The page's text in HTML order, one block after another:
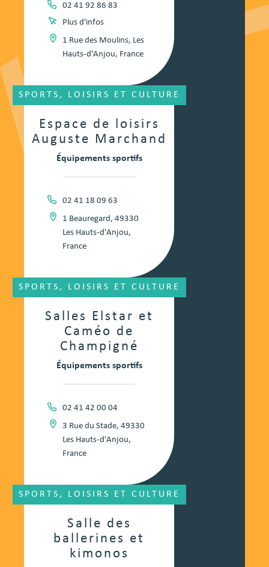
02 41 92 86 83
Plus d'infos
1 Rue des Moulins, Les
Hauts-d'Anjou, France
Espace de loisirs
Auguste Marchand
SPORTS, LOISIRS ET CULTURE
Équipements sportifs
02 41 18 09 63
1 Beauregard, 49330
Les Hauts-d'Anjou,
France
Salles Elstar et
Caméo de
Champigné
SPORTS, LOISIRS ET CULTURE
Équipements sportifs
02 41 42 00 04
3 Rue du Stade, 49330
Les Hauts-d'Anjou,
France
Salle des
ballerines et
kimonos
SPORTS, LOISIRS ET CULTURE